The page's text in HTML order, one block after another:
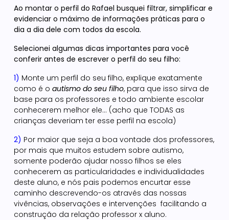
Ao montar o perfil do Rafael busquei filtrar, simplificar e
evidenciar o máximo de informações práticas para o
dia a dia dele com todos da escola.
Selecionei algumas dicas importantes para você
conferir antes de escrever o perfil do seu filho:
1) Monte um perfil do seu filho, explique exatamente
como é o autismo do seu filho, para que isso sirva de
base para os professores e todo ambiente escolar
conhecerem melhor ele… (acho que TODAS as
crianças deveriam ter esse perfil na escola)
2) Por maior que seja a boa vontade dos professores,
por mais que muitos estudem sobre autismo,
somente poderão ajudar nosso filhos se eles
conhecerem as particularidades e individualidades
deste aluno, e nós pais podemos encurtar esse
caminho descrevendo-os através das nossas
vivências, observações e intervenções facilitando a
construção da relação professor x aluno.